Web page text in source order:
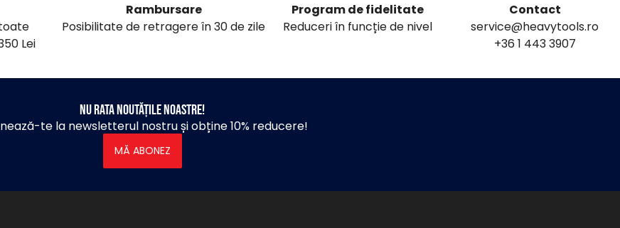
Lei
Rambursare
Posibilitate de retragere în 30 de zile
Program de fidelitate
Reduceri în funcție de nivel
Contact
service@heavytools.ro
+36 1 443 3907
Nu rata noutățile noastre!
te la newsletterul nostru și obține 10% reducere!
MĂ ABONEZ